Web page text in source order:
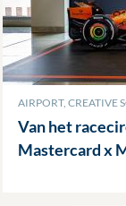
AIRPORT, CREATIVE
Van het
Mastercard x